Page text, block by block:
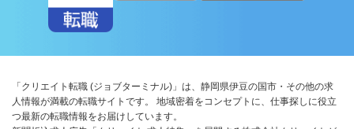
「クリエイト転職 (ジョブターミナル)」は、静岡県伊豆の国市・その他の求
人情報が満載の転職サイトです。 地域密着をコンセプトに、仕事探しに役立
つ最新の転職情報をお届けしています。